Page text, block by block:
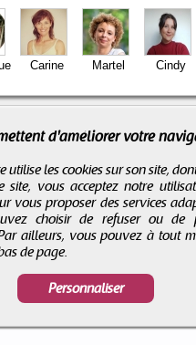
Carine Martel Cindy
d'améliorer votre
utilise les cookies sur son site,
site, vous acceptez notre
vous proposer des services
choisir de refuser ou
ailleurs, vous pouvez à tout
de page.
Personnaliser